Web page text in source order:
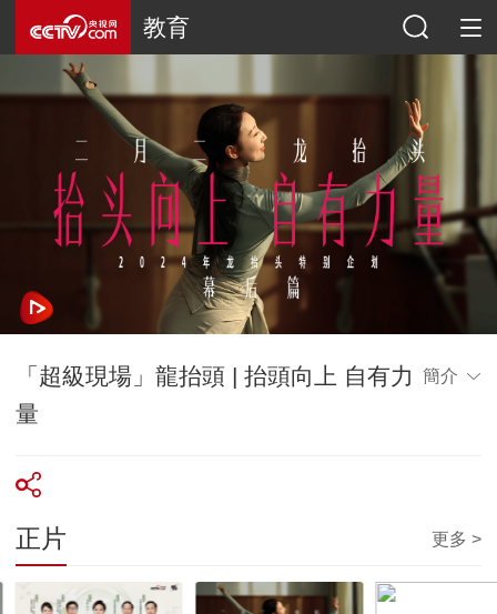
教育
「超級現場」龍抬頭 | 抬頭向上 自有力
量
簡介
正片 更多 >